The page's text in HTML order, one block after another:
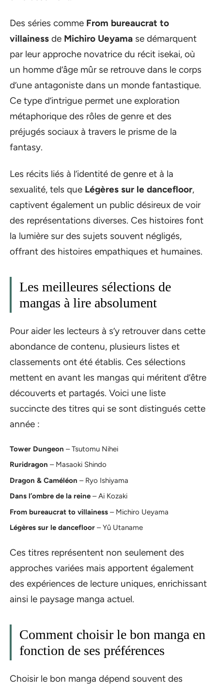
Des séries comme From bureaucrat to
villainess de Michiro Ueyama se démarquent
par leur approche novatrice du récit isekai, où
un homme d’âge mûr se retrouve dans le corps
d’une antagoniste dans un monde fantastique.
Ce type d’intrigue permet une exploration
métaphorique des rôles de genre et des
préjugés sociaux à travers le prisme de la
fantasy.
Les récits liés à l’identité de genre et à la
sexualité, tels que Légères sur le dancefloor,
captivent également un public désireux de voir
des représentations diverses. Ces histoires font
la lumière sur des sujets souvent négligés,
offrant des histoires empathiques et humaines.
Les meilleures sélections de
mangas à lire absolument
Pour aider les lecteurs à s’y retrouver dans cette
abondance de contenu, plusieurs listes et
classements ont été établis. Ces sélections
mettent en avant les mangas qui méritent d’être
découverts et partagés. Voici une liste
succincte des titres qui se sont distingués cette
année :
Tower Dungeon – Tsutomu Nihei
Ruridragon – Masaoki Shindo
Dragon & Caméléon – Ryo Ishiyama
Dans l’ombre de la reine – Ai Kozaki
From bureaucrat to villainess – Michiro Ueyama
Légères sur le dancefloor – Yû Utaname
Ces titres représentent non seulement des
approches variées mais apportent également
des expériences de lecture uniques, enrichissant
ainsi le paysage manga actuel.
Comment choisir le bon manga en
fonction de ses préférences
Choisir le bon manga dépend souvent des